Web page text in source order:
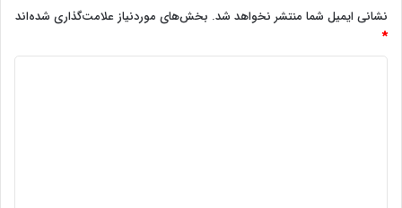
نشانی ایمیل شما منتشر نخواهد شد. بخش‌های موردنیاز علامت‌گذاری شده‌اند
*